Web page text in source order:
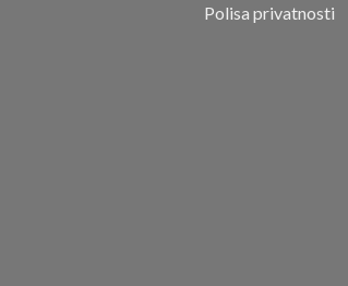
Polisa privatnosti